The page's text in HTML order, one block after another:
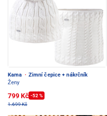
Kama · Zimní čepice + nákrčník
Ženy
799 Kč -52 %
1.699 Kč